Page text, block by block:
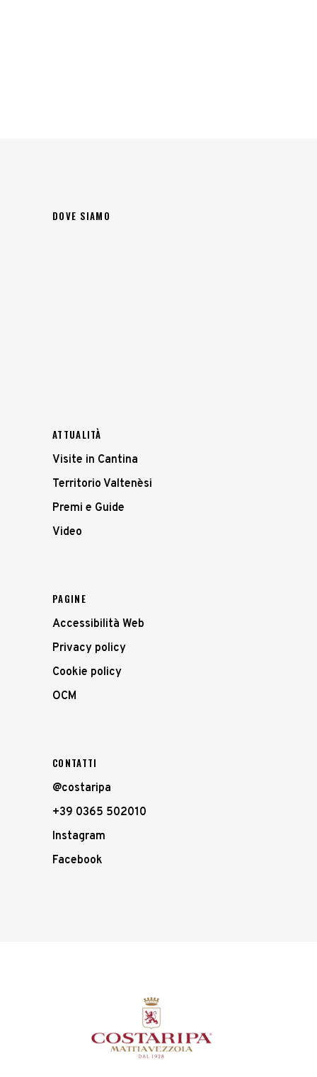
DOVE SIAMO
ATTUALITÀ
Visite in Cantina
Territorio Valtenèsi
Premi e Guide
Video
PAGINE
Accessibilità Web
Privacy policy
Cookie policy
OCM
CONTATTI
@costaripa
+39 0365 502010
Instagram
Facebook